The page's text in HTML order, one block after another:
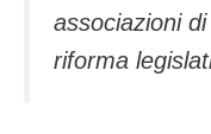
associazioni
riforma